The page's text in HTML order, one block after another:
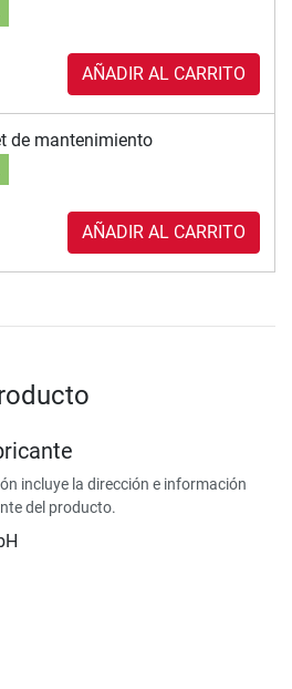
AÑADIR AL CARRITO
de mantenimiento
AÑADIR AL CARRITO
incluye la dirección e información
del producto.